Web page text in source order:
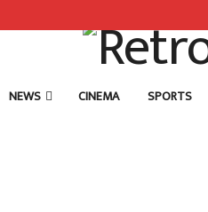
NEWS CINEMA SPORTS